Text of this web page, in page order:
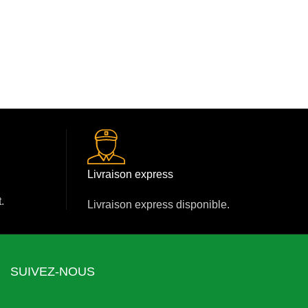
Livraison express
Livraison express disponible.
SUIVEZ-NOUS